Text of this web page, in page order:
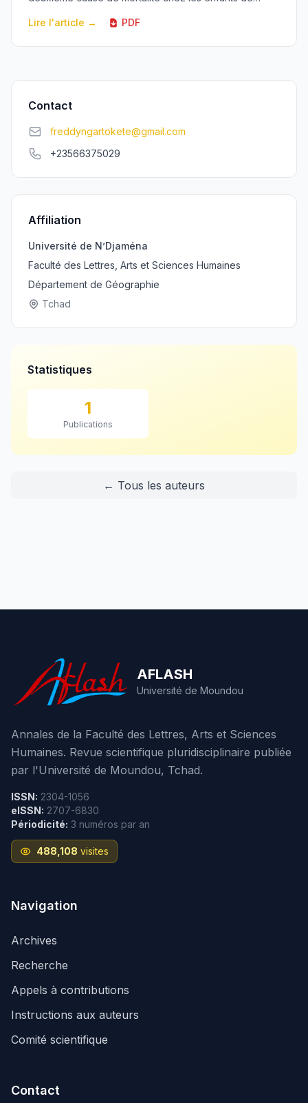
mont...
Lire l'article → PDF
Contact
freddyngartokete@gmail.com
+23566375029
Affiliation
Université de N’Djaména
Faculté des Lettres, Arts et Sciences Humaines
Département de Géographie
Tchad
Statistiques
1
Publications
← Tous les auteurs
AFLASH
Université de Moundou
Annales de la Faculté des Lettres, Arts et Sciences
Humaines. Revue scientifique pluridisciplinaire publiée
par l'Université de Moundou, Tchad.
ISSN: 2304-1056
eISSN: 2707-6830
Périodicité: 3 numéros par an
488,108 visites
Navigation
Archives
Recherche
Appels à contributions
Instructions aux auteurs
Comité scientifique
Contact